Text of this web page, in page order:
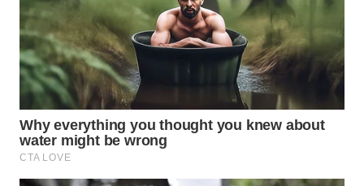
WN
PRIANGAN
TIMUR
WN
SEMARANG